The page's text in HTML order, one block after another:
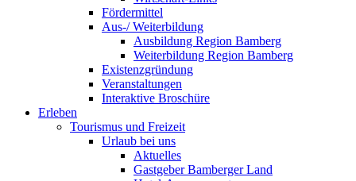
Fördermittel
Aus-/ Weiterbildung
Ausbildung Region Bamberg
Weiterbildung Region Bamberg
Existenzgründung
Veranstaltungen
Interaktive Broschüre
Erleben
Tourismus und Freizeit
Urlaub bei uns
Aktuelles
Gastgeber Bamberger Land